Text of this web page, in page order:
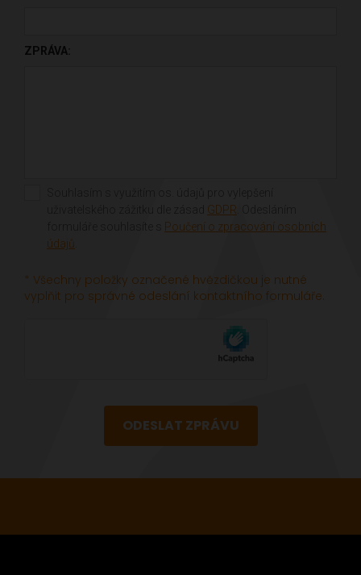
ZPRÁVA:
GDPR
Poučení o zpracování osobních
údajů
* Všechny položky označené hvězdičkou je nutné
vyplňit pro správné odeslání kontaktního formuláře.
ODESLAT ZPRÁVU